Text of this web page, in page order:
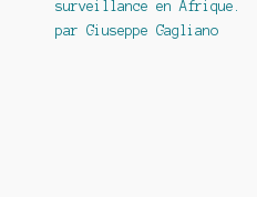
l’article
surveillance en Afrique.
par Giuseppe Gagliano